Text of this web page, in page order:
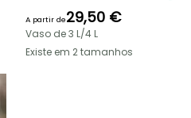
A partir de29,50 €
Vaso de 3 L/4 L
Existe em 2 tamanhos